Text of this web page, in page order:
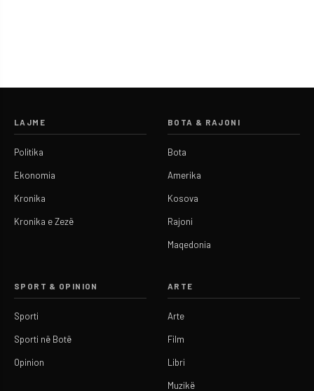
LAJME
Politika
Ekonomia
Kronika
Kronika e Zezë
BOTA & RAJONI
Bota
Amerika
Kosova
Rajoni
Maqedonia
SPORT & OPINION
Sporti
Sporti në Botë
Opinion
ARTE
Arte
Film
Libri
Muzikë